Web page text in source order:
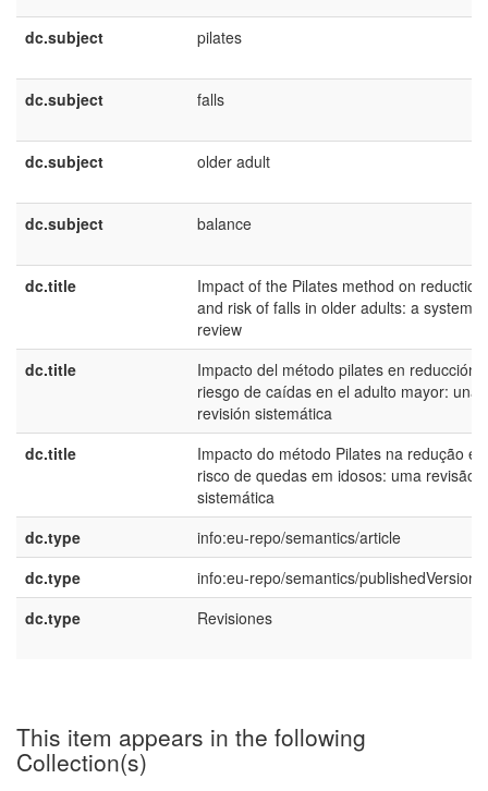
dc.subject pilates
dc.subject falls
dc.subject older adult
dc.subject balance
dc.title
Impact of the Pilates method on reduction
and risk of falls in older adults: a
review
dc.title
Impacto del método pilates en reducción y
riesgo de caídas en el adulto mayor: una
revisión sistemática
dc.title
Impacto do método Pilates na redução e
risco de quedas em idosos: uma revisão
sistemática
dc.type
info:eu-repo/semantics/article
dc.type
info:eu-repo/semantics/publishedVersion
dc.type
Revisiones
This item appears in the following
Collection(s)